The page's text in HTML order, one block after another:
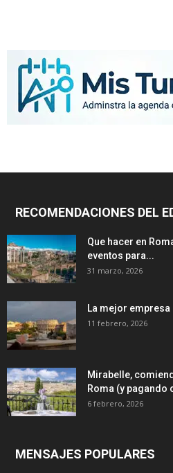
RECOMENDACIONES DEL
Que hacer en
eventos para...
31 marzo, 2026
La mejor
11 febrero, 2026
Mirabelle,
Roma (y pagando
6 febrero, 2026
MENSAJES POPULARES